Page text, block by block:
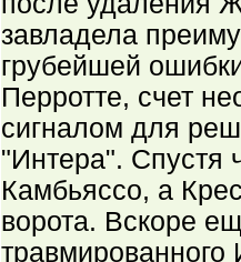
завладела
грубейшей
Перротте, счет
сигналом для
"Интера". Спустя
Камбьяссо, а
ворота. Вскоре